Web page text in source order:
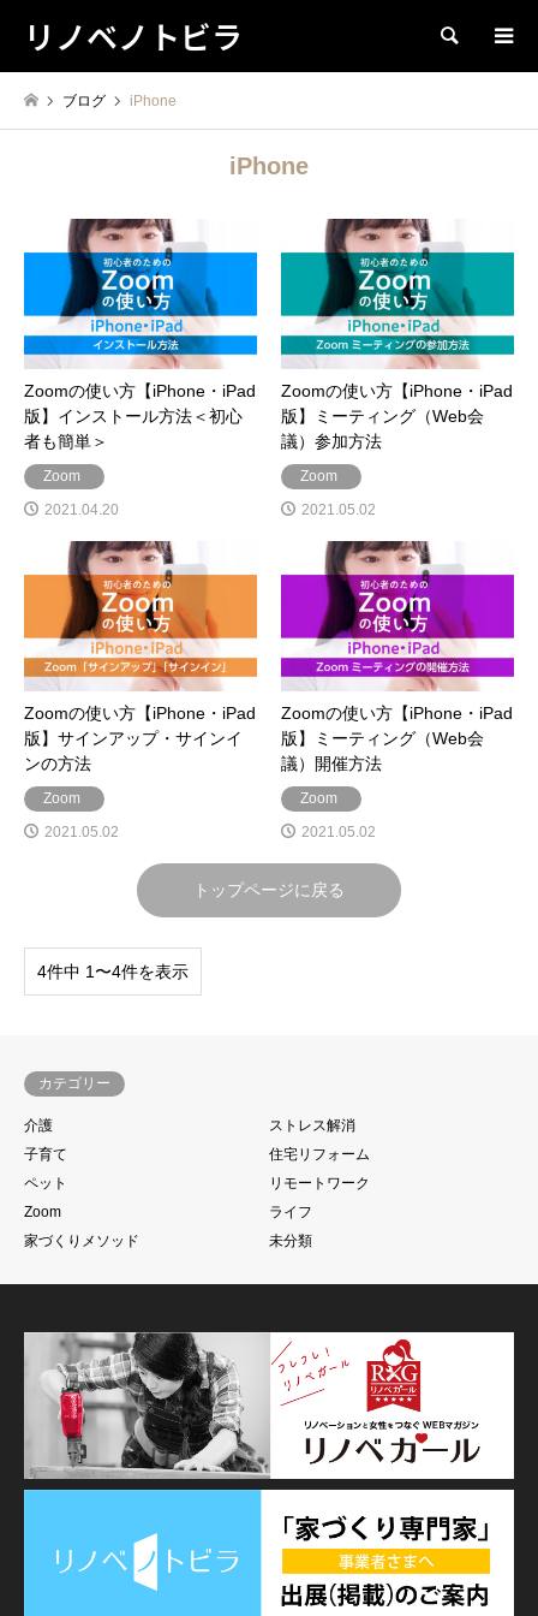
リノベノトビラ 検索
ブログ iPhone
iPhone
Zoomの使い方【iPhone・iPad
版】インストール方法＜初心
者も簡単＞
Zoom
2021.04.20
Zoomの使い方【iPhone・iPad
版】ミーティング（Web会
議）参加方法
Zoom
2021.05.02
Zoomの使い方【iPhone・iPad
版】サインアップ・サインイ
ンの方法
Zoom
2021.05.02
Zoomの使い方【iPhone・iPad
版】ミーティング（Web会
議）開催方法
Zoom
2021.05.02
トップページに戻る
4件中 1〜4件を表示
カテゴリー
介護
ストレス解消
子育て
住宅リフォーム
ペット
リモートワーク
Zoom
ライフ
家づくりメソッド
未分類